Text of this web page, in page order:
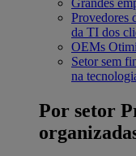
Provedores
da TI dos
OEMs
Setor sem
na
Por setor